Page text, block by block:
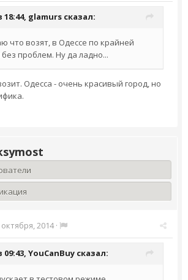
18:44, glamurs сказал:
что возят, в Одессе по крайней
проблем. Ну да ладно...
Одесса - очень красивый город, но
2014·
09:43, YouCanBuy сказал: